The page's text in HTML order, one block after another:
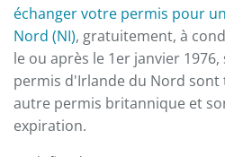
échanger votre permis pour
Nord (NI), gratuitement, à
le ou après le 1er janvier
permis d'Irlande du Nord
autre permis britannique et
expiration.